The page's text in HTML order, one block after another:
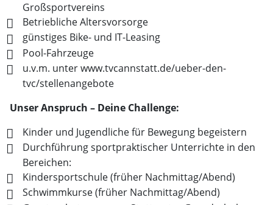
Großsportvereins
Betriebliche Altersvorsorge
günstiges Bike- und IT-Leasing
Pool-Fahrzeuge
u.v.m. unter www.tvcannstatt.de/ueber-den-
tvc/stellenangebote
Unser Anspruch – Deine Challenge:
Kinder und Jugendliche für Bewegung begeistern
Durchführung sportpraktischer Unterrichte in den
Bereichen:
Kindersportschule (früher Nachmittag/Abend)
Schwimmkurse (früher Nachmittag/Abend)